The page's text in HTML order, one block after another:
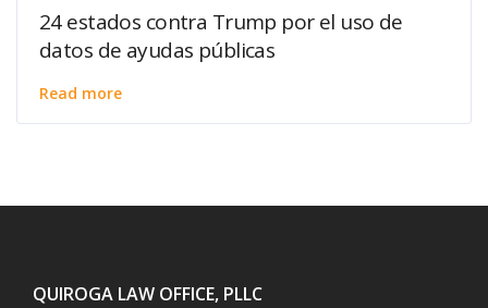
24 estados contra Trump por el uso de
datos de ayudas públicas
Read more
QUIROGA LAW OFFICE, PLLC